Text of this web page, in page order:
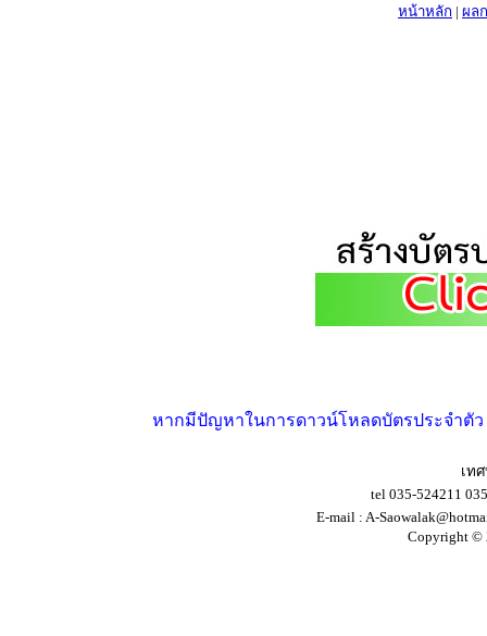
หน้าหลัก | ผล
หากมีปัญหาในการดาวน์โหลดบัตรประจำตัว
เท
tel 035-524211
E-mail : A-
Copyright ©